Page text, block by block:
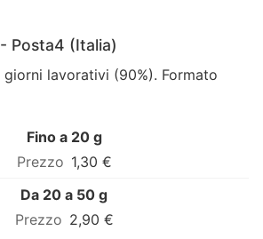
Posta4 (Italia)
lavorativi (90%). Formato
Fino a 20 g
1,30 €
Da 20 a 50 g
2,90 €